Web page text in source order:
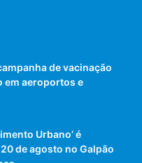
de vacinação
em aeroportos e
Urbano’ é
de agosto no Galpão